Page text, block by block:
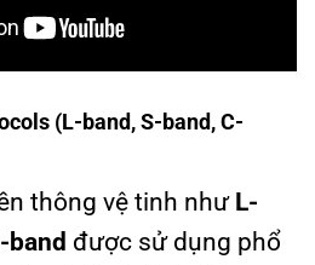
(L-band, S-band, C-
thông vệ tinh như L-
band được sử dụng phổ